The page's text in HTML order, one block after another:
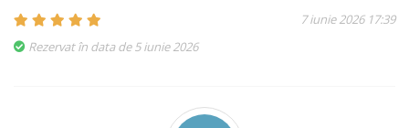
7 iunie 2026 17:39
Rezervat în data de 5 iunie 2026